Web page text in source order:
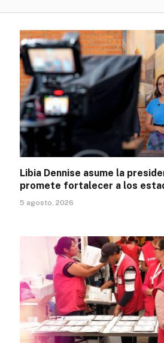
Libia Dennise asume la
promete fortalecer a los
5 agosto, 2026